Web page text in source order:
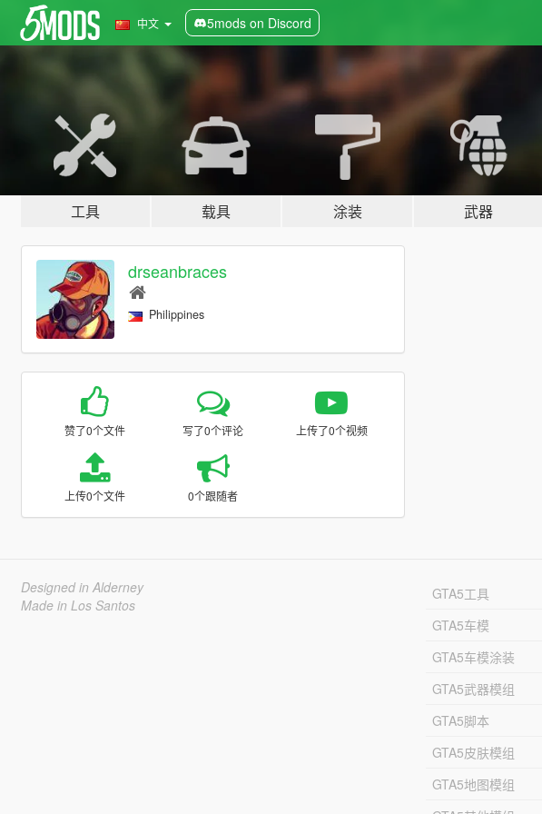
中文 5mods on Discord
工具 载具 涂装 武器
drseanbraces
Philippines
赞了0个文件 写了0个评论 上传了0个视频
上传0个文件 0个跟随者
Designed in Alderney
Made in Los Santos
GTA5工具
GTA5车模
GTA5车模涂装
GTA5武器模组
GTA5脚本
GTA5皮肤模组
GTA5地图模组